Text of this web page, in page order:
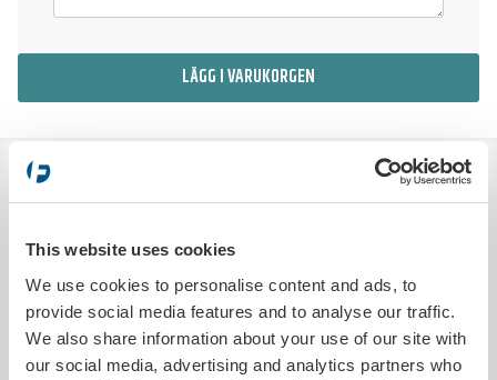
This website uses cookies
We use cookies to personalise content and ads, to
provide social media features and to analyse our traffic.
We also share information about your use of our site with
our social media, advertising and analytics partners who
LÄGG I VARUKORGEN
BESKRIVNING
kontoret eller försäljning i er butik. Etiketten på vattenflaskorna
digitaltrycks helt enligt era önskemål, dessutom kan ni välja färg på
skruvkorken. Vattnet går att få kolsyrat eller icke kolsyrat.
Vi hjälper er självklart ta fram en design som passar er verksamhet.
Finns i smakerna: